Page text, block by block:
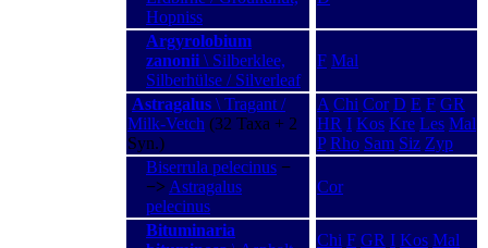
Hopniss
Argyrolobium
zanonii \ Silberklee,
Silberhülse / Silverleaf
F Mal
Astragalus \ Tragant /
Milk-Vetch (32 Taxa + 2
Syn.)
A Chi Cor D E F GR
HR I Kos Kre Les Mal
P Rho Sam Siz Zyp
Biserrula pelecinus −
−> Astragalus
pelecinus
Cor
Bituminaria
Chi F GR I Kos Mal